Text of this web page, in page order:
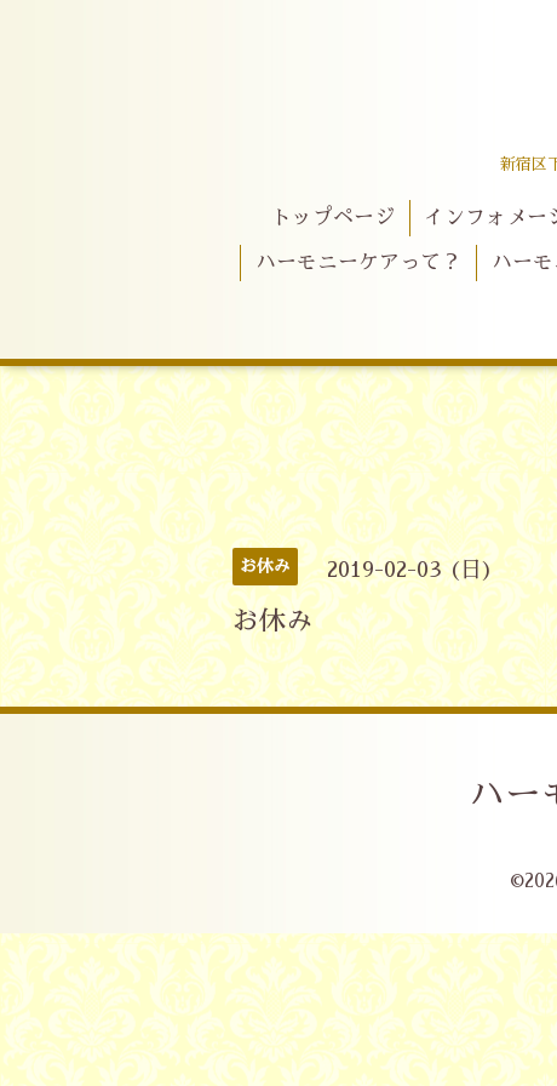
新宿区
トップページ インフォメー
ハーモニーケアって？ ハー
お休み 2019-02-03 (日)
お休み
ハー